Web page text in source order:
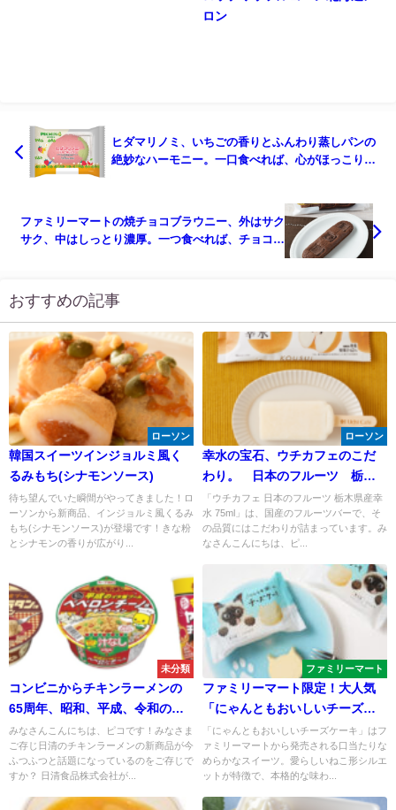
ロン
ヒダマリノミ、いちごの香りとふんわり蒸しパンの
絶妙なハーモニー。一口食べれば、心がほっこりと
ファミリーマートの焼チョコブラウニー、外はサク
サク、中はしっとり濃厚。一つ食べれば、チョコレ
おすすめの記事
ローソン
韓国スイーツインジョルミ風く
るみもち(シナモンソース)
待ち望んでいた瞬間がやってきました！ロ
ーソンから新商品、インジョルミ風くるみ
もち(シナモンソース)が登場です！きな粉
とシナモンの香りが広がり...
ローソン
幸水の宝石、ウチカフェのこだ
わり。 日本のフルーツ 栃木
県産幸水
「ウチカフェ 日本のフルーツ 栃木県産幸
水 75ml」は、国産のフルーツバーで、そ
の品質にはこだわりが詰まっています。み
なさんこんにちは、ピ...
未分類
コンビニからチキンラーメンの
65周年、昭和、平成、令和の味
を一度に楽しむ特別な味わいが
トリプルで登場！
みなさんこんにちは、ピコです！みなさま
ご存じ日清のチキンラーメンの新商品が今
ふつふつと話題になっているのをご存じで
すか？ 日清食品株式会社が...
ファミリーマート
ファミリーマート限定！大人気
「にゃんともおいしいチーズケ
ーキ」をご紹介
「にゃんともおいしいチーズケーキ」はフ
ァミリーマートから発売される口当たりな
めらかなスイーツ。愛らしいねこ形シルエ
ットが特徴で、本格的な味わ...